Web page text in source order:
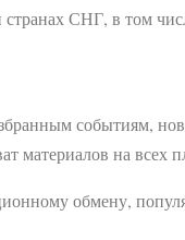
СНГ, в том
событиям,
на всех
обмену,